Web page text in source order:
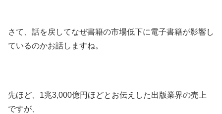
さて、話を戻してなぜ書籍の市場低下に電子書籍が影響し
ているのかお話しますね。
先ほど、1兆3,000億円ほどとお伝えした出版業界の売上
ですが、